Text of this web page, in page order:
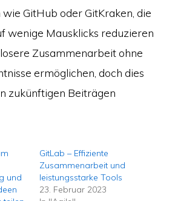
GitHub oder GitKraken, die
wenige Mausklicks reduzieren
Zusammenarbeit ohne
ermöglichen, doch dies
zukünftigen Beiträgen
und
GitLab – Effiziente
Zusammenarbeit und
leistungsstarke Tools
23. Februar 2023